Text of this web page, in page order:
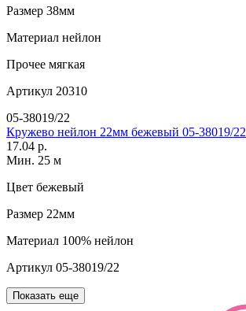
Размер 38мм
Материал нейлон
Прочее мягкая
Артикул 20310
05-38019/22
Кружево нейлон 22мм бежевый 05-38019/22
17.04 р.
Мин. 25 м
Цвет бежевый
Размер 22мм
Материал 100% нейлон
Артикул 05-38019/22
Показать еще